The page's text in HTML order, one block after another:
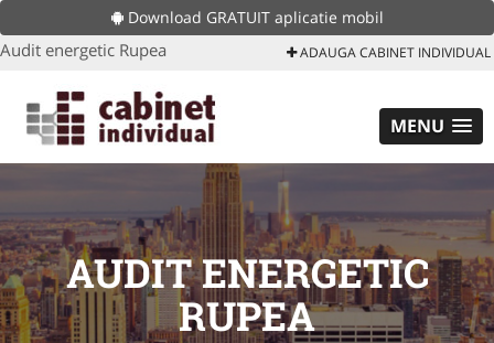
Download GRATUIT aplicatie mobil
Audit energetic Rupea ADAUGA CABINET INDIVIDUAL
MENU
AUDIT ENERGETIC
RUPEA